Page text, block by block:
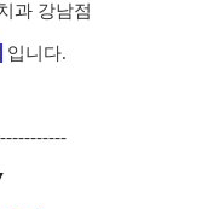
과 강남점
입니다.